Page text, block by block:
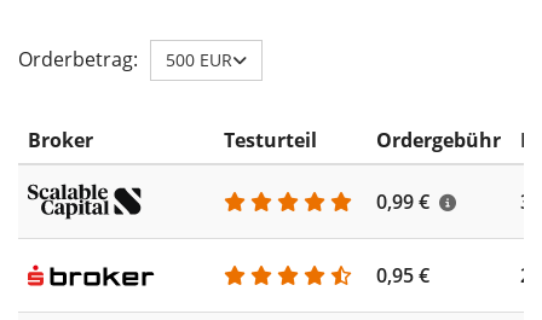
Orderbetrag: 500 EUR
Broker Testurteil Ordergebühr
0,99 €
0,95 €